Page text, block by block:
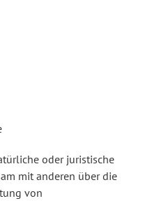
oder juristische
mit anderen über die
von